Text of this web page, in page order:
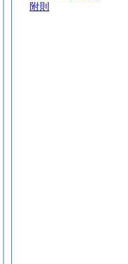
附則